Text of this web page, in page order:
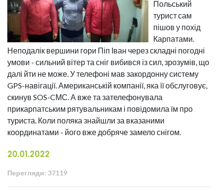
Польський
турист сам
пішов у похід
Карпатами.
Неподалік вершини гори Піп Іван через складні погодні
умови - сильний вітер та сніг вибився із сил, зрозумів, що
далі йти не може. У телефоні мав закордонну систему
GPS-навігації. Американській компанії, яка її обслуговує,
скинув SOS-CМС. А вже та зателефонувала
прикарпатським рятувальникам і повідомила їм про
туриста. Коли поляка знайшли за вказаними
координатами - його вже добряче замело снігом.
20.01.2022
Перегляди: 37119